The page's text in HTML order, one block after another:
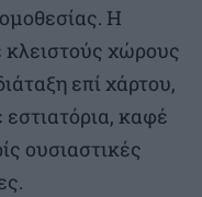
Η
χώρους
επί χάρτου,
εστιατόρια, καφέ
ουσιαστικές